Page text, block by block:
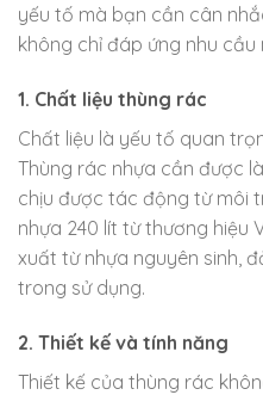
yếu tố mà bạn cần cân
không chỉ đáp ứng nhu cầu
1. Chất liệu thùng rác
Chất liệu là yếu tố quan
Thùng rác nhựa cần được
chịu được tác động từ môi
nhựa 240 lít từ thương hiệu
xuất từ nhựa nguyên sinh,
trong sử dụng.
2. Thiết kế và tính năng
Thiết kế của thùng rác